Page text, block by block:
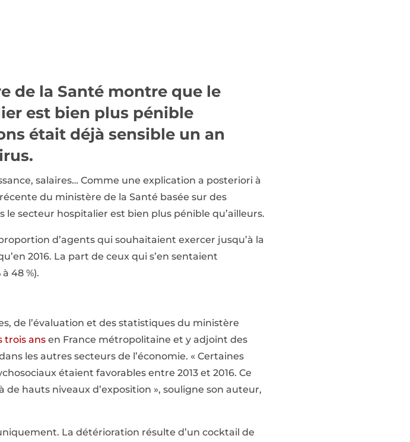
de la Santé montre que le
est bien plus pénible
était déjà sensible un an
salaires… Comme une explication a posteriori à
du ministère de la Santé basée sur des
secteur hospitalier est bien plus pénible qu’ailleurs.
d’agents qui souhaitaient exercer jusqu’à la
2016. La part de ceux qui s’en sentaient
48 %).
de l’évaluation et des statistiques du ministère
trois ansen France métropolitaine et y adjoint des
les autres secteurs de l’économie. « Certaines
étaient favorables entre 2013 et 2016. Ce
de hauts niveaux d’exposition », souligne son auteur,
La détérioration résulte d’un cocktail de